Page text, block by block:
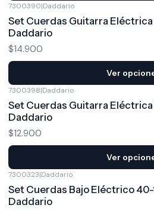
7300390|Daddario
Set Cuerdas Guitarra Eléctrica
Daddario
$14.900
Ver
7300398|Daddario
Set Cuerdas Guitarra
Daddario
$12.900
Ver
7300323|Daddario
Set Cuerdas Bajo Eléctrico
Daddario